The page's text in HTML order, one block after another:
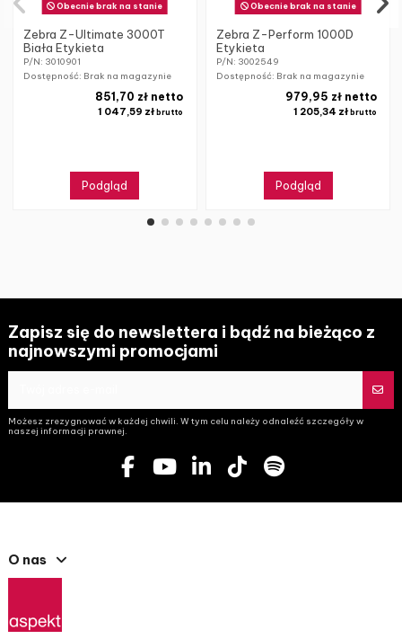
Obecnie brak na stanie
Zebra Z-Ultimate 3000T
Biała Etykieta
P/N: 3010901
Dostępność: Brak na magazynie
1 047,59 złbrutto
851,70 zł netto
Podgląd
Obecnie brak na stanie
Zebra Z-Perform 1000D
Etykieta
P/N: 3002549
Dostępność: Brak na magazynie
1 205,34 zł brutto
979,95 zł netto
Podgląd
Zapisz się do newslettera i bądź na bieżąco z
najnowszymi promocjami
Możesz zrezygnować w każdej chwili. W tym celu należy odnaleźć szczegóły w
naszej informacji prawnej.
O nas